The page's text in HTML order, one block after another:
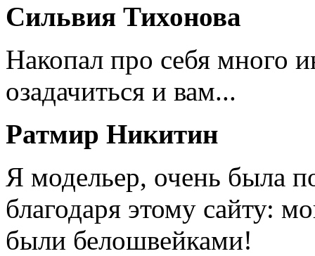
Сильвия Тихонова
Накопал про себя много
озадачиться и вам...
Ратмир Никитин
Я модельер, очень была
благодаря этому сайту:
были белошвейками!